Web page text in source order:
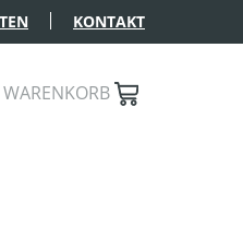
KONTAKT
WARENKORB